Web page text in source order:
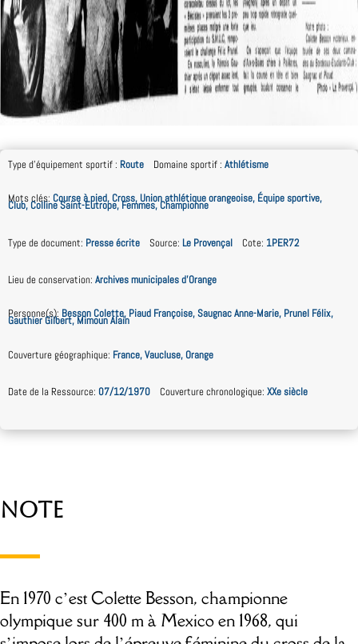
Type d'équipement sportif : Route Domaine sportif : Athlétisme
Mots clés: Course à pied, Cross, Union athlétique orangeoise, Équipe sportive,
Club, Colline Saint-Eutrope, Femmes, Championne
Type de document: Presse écrite Source: Le Provençal Cote: 1PER72
Lieu de conservation: Archives municipales d'Orange
Personne(s): Besson Colette, Piaud Françoise, Saugnac Anne-Marie, Prunel Félix,
Gauthier Gilbert, Mimoun Alain
Couverture géographique: France, Vaucluse, Orange
Date de la Ressource: 07/12/1970 Couverture chronologique: XXe siècle
Note
En 1970 c’est Colette Besson, championne
olympique sur 400 m à Mexico en 1968, qui